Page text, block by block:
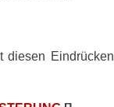
diesen Eindrücken